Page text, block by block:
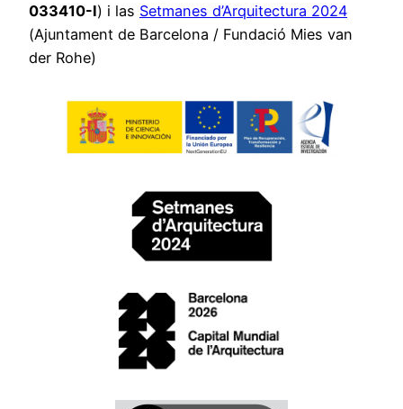
033410-I) i las Setmanes d’Arquitectura 2024
(Ajuntament de Barcelona / Fundació Mies van
der Rohe)